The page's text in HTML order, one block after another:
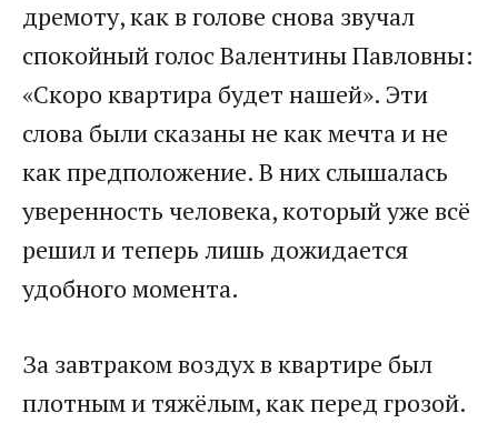
дремоту, как в голове снова звучал
спокойный голос Валентины Павловны:
«Скоро квартира будет нашей». Эти
слова были сказаны не как мечта и не
как предположение. В них слышалась
уверенность человека, который уже всё
решил и теперь лишь дожидается
удобного момента.
За завтраком воздух в квартире был
плотным и тяжёлым, как перед грозой.